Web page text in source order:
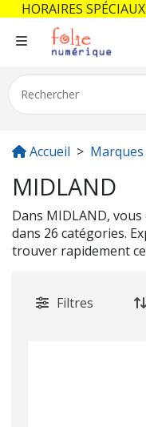
Accueil Marques
MIDLAND
Dans MIDLAND,
dans 26 catégories.
trouver rapidement
Filtres
HORAIRES